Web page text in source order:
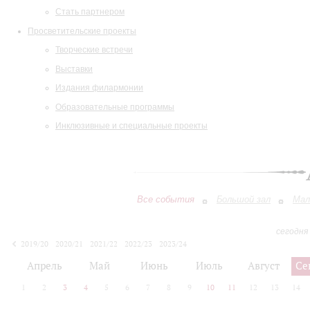
Стать партнером
Просветительские проекты
Творческие встречи
Выставки
Издания филармонии
Образовательные программы
Инклюзивные и специальные проекты
Все события Большой зал
2019/20
2020/21 2021/22 2022/23
2023/24
Апрель Май Июнь Июль Август
2 3 4 5 6 7 8 9 10 11 12 13 14